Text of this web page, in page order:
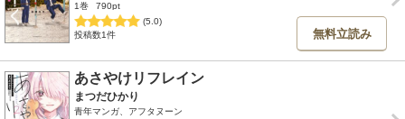
1巻
790pt
(5.0)
投稿数1件
無料立読み
あさやけリフレイン
まつだひかり
青年マンガ、アフタヌーン